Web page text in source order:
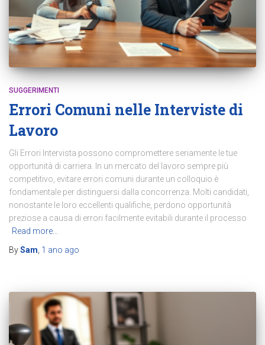
SUGGERIMENTI
Errori Comuni nelle Interviste di
Lavoro
Gli Errori Intervista possono compromettere seriamente le tue
opportunità di carriera. In un mercato del lavoro sempre più
competitivo, evitare errori comuni durante un colloquio è
fondamentale per distinguersi dalla concorrenza. Molti candidati,
nonostante le loro eccellenti qualifiche, perdono opportunità
preziose a causa di errori facilmente evitabili durante il processo
Read more…
BySam 1 ano ago